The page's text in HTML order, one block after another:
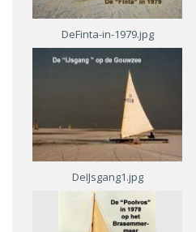
DeFinta-in-1979.jpg
DeIJsgang1.jpg